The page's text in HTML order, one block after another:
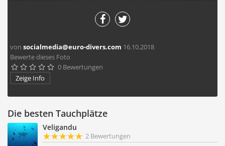
von socialmedia@euro-divers.com 16.10.2018
Bewerte dieses Foto
     0 Bewertungen
Zeige Info
Die besten Tauchplätze
Veligandu
2 Bewertungen